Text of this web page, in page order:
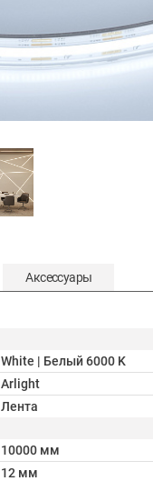
Аксессуары
White | Белый 6000 K
Arlight
Лента
10000 мм
12 мм